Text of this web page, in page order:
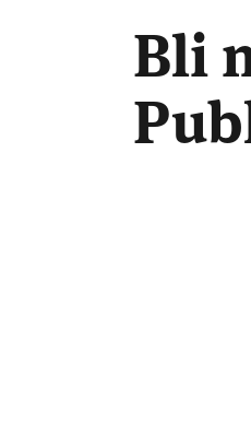
Bli